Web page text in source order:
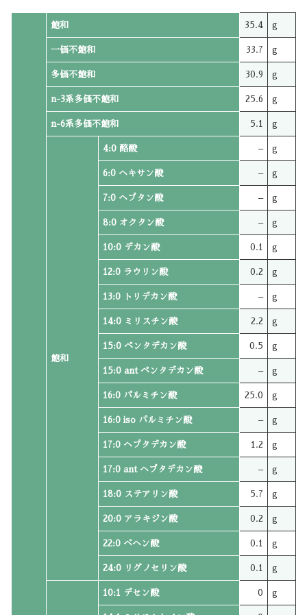
飽和 35.4 g
一価不飽和 33.7 g
多価不飽和 30.9 g
n-3系多価不飽和 25.6 g
n-6系多価不飽和 5.1 g
飽和
4:0 酪酸 – g
6:0 ヘキサン酸 – g
7:0 ヘプタン酸 – g
8:0 オクタン酸 – g
10:0 デカン酸 0.1 g
12:0 ラウリン酸 0.2 g
13:0 トリデカン酸 – g
14:0 ミリスチン酸 2.2 g
15:0 ペンタデカン酸 0.5 g
15:0 ant ペンタデカン酸 – g
16:0 パルミチン酸 25.0 g
16:0 iso パルミチン酸 – g
17:0 ヘプタデカン酸 1.2 g
17:0 ant ヘプタデカン酸 – g
18:0 ステアリン酸 5.7 g
20:0 アラキジン酸 0.2 g
22:0 ベヘン酸 0.1 g
24:0 リグノセリン酸 0.1 g
10:1 デセン酸 0 g